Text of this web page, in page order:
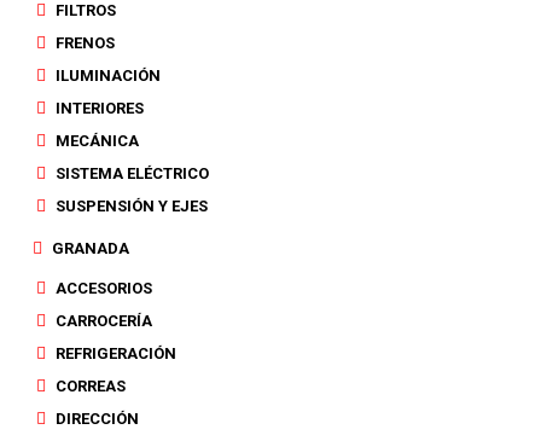
FILTROS
FRENOS
ILUMINACIÓN
INTERIORES
MECÁNICA
SISTEMA ELÉCTRICO
SUSPENSIÓN Y EJES
GRANADA
ACCESORIOS
CARROCERÍA
REFRIGERACIÓN
CORREAS
DIRECCIÓN